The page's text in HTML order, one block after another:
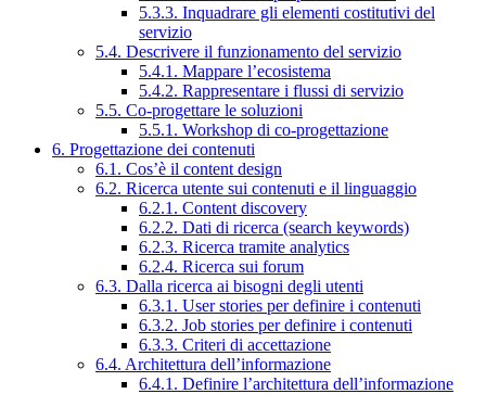
5.3.3. Inquadrare gli elementi costitutivi del
servizio
5.4. Descrivere il funzionamento del servizio
5.4.1. Mappare l’ecosistema
5.4.2. Rappresentare i flussi di servizio
5.5. Co-progettare le soluzioni
5.5.1. Workshop di co-progettazione
6. Progettazione dei contenuti
6.1. Cos’è il content design
6.2. Ricerca utente sui contenuti e il linguaggio
6.2.1. Content discovery
6.2.2. Dati di ricerca (search keywords)
6.2.3. Ricerca tramite analytics
6.2.4. Ricerca sui forum
6.3. Dalla ricerca ai bisogni degli utenti
6.3.1. User stories per definire i contenuti
6.3.2. Job stories per definire i contenuti
6.3.3. Criteri di accettazione
6.4. Architettura dell’informazione
6.4.1. Definire l’architettura dell’informazione